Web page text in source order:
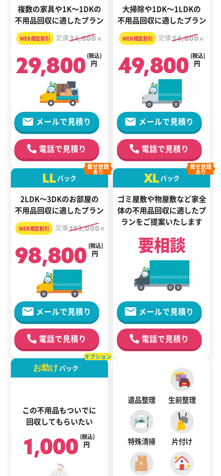
複数の家具や1K～1DKの
不用品回収に適したプラン
定価34,800 円
29,800 円
(税込)
メールで見積り
電話で見積り
大掃除や1DK～1LDKの
不用品回収に適したプラン
定価54,800 円
49,800 円
(税込)
メールで見積り
電話で見積り
LLパック
2LDK～3DKのお部屋の
不用品回収に適したプラン
載せ放題
あり
定価103,000 円
98,800 円
(税込)
メールで見積り
電話で見積り
XLパック
ゴミ屋敷や物屋敷など家全
体の不用品回収に適したプ
ランをご提案いたします
載せ放題
あり
要相談
メールで見積り
電話で見積り
お助けパック
この不用品もついでに
回収してもらいたい
オプション
1,000 円
(税込)
遺品整理 生前整理
特殊清掃 片付け